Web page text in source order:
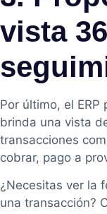
vista
Por último, el
brinda una vista
transacciones
cobrar, pago a
¿Necesitas ver la
una transacción?